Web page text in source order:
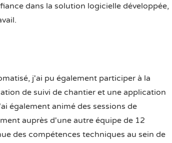
dans la solution logicielle développée,
j'ai pu également participer à la
de suivi de chantier et une application
également animé des sessions de
auprès d'une autre équipe de 12
des compétences techniques au sein de